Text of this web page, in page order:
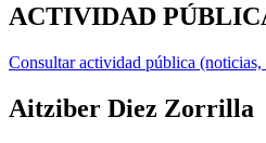
ACTIVIDAD
Consultar actividad pública (noticias,
Aitziber Diez Zorrilla